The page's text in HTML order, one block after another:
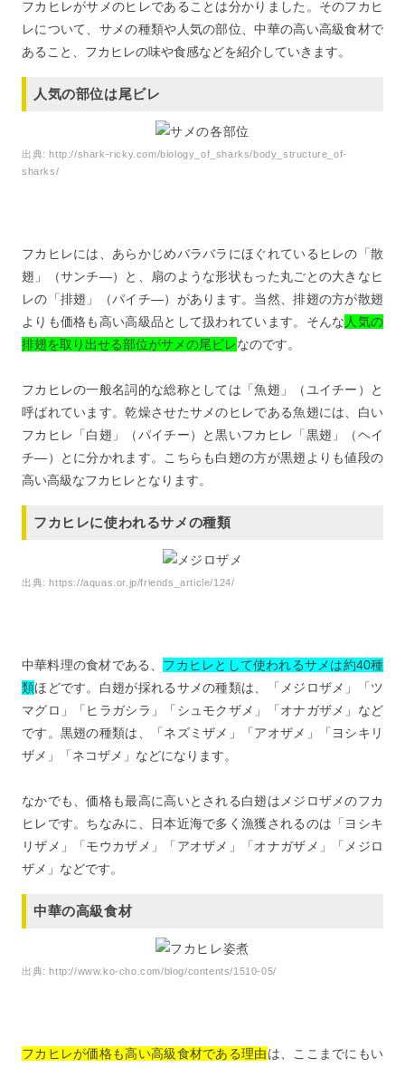
フカヒレがサメのヒレであることは分かりました。そのフカヒ
レについて、サメの種類や人気の部位、中華の高い高級食材で
あること、フカヒレの味や食感などを紹介していきます。
人気の部位は尾ビレ
出典:http://shark-ricky.com/biology_of_sharks/body_structure_of-
sharks/
フカヒレには、あらかじめバラバラにほぐれているヒレの「散
翅」（サンチ―）と、扇のような形状もった丸ごとの大きなヒ
レの「排翅」（パイチ―）があります。当然、排翅の方が散翅
よりも価格も高い高級品として扱われています。そんな 人気の
排翅を取り出せる部位がサメの尾ビレなのです。
フカヒレの一般名詞的な総称としては「魚翅」（ユイチー）と
呼ばれています。乾燥させたサメのヒレである魚翅には、白い
フカヒレ「白翅」（パイチー）と黒いフカヒレ「黒翅」（ヘイ
チ―）とに分かれます。こちらも白翅の方が黒翅よりも値段の
高い高級なフカヒレとなります。
フカヒレに使われるサメの種類
出典:https://aquas.or.jp/friends_article/124/
中華料理の食材である、 フカヒレとして使われるサメは約40種
類ほどです。白翅が採れるサメの種類は、「メジロザメ」「ツ
マグロ」「ヒラガシラ」「シュモクザメ」「オナガザメ」など
です。黒翅の種類は、「ネズミザメ」「アオザメ」「ヨシキリ
ザメ」「ネコザメ」などになります。
なかでも、価格も最高に高いとされる白翅はメジロザメのフカ
ヒレです。ちなみに、日本近海で多く漁獲されるのは「ヨシキ
リザメ」「モウカザメ」「アオザメ」「オナガザメ」「メジロ
ザメ」などです。
中華の高級食材
出典:http://www.ko-cho.com/blog/contents/1510-05/
フカヒレが価格も高い高級食材である理由は、ここまでにもい